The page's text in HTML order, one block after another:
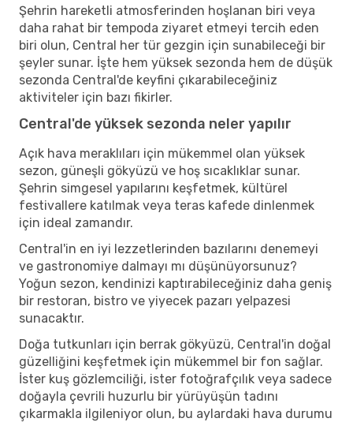
Şehrin hareketli atmosferinden hoşlanan biri veya
daha rahat bir tempoda ziyaret etmeyi tercih eden
biri olun, Central her tür gezgin için sunabileceği bir
şeyler sunar. İşte hem yüksek sezonda hem de düşük
sezonda Central'de keyfini çıkarabileceğiniz
aktiviteler için bazı fikirler.
Central'de yüksek sezonda neler yapılır
Açık hava meraklıları için mükemmel olan yüksek
sezon, güneşli gökyüzü ve hoş sıcaklıklar sunar.
Şehrin simgesel yapılarını keşfetmek, kültürel
festivallere katılmak veya teras kafede dinlenmek
için ideal zamandır.
Central'in en iyi lezzetlerinden bazılarını denemeyi
ve gastronomiye dalmayı mı düşünüyorsunuz?
Yoğun sezon, kendinizi kaptırabileceğiniz daha geniş
bir restoran, bistro ve yiyecek pazarı yelpazesi
sunacaktır.
Doğa tutkunları için berrak gökyüzü, Central'in doğal
güzelliğini keşfetmek için mükemmel bir fon sağlar.
İster kuş gözlemciliği, ister fotoğrafçılık veya sadece
doğayla çevrili huzurlu bir yürüyüşün tadını
çıkarmakla ilgileniyor olun, bu aylardaki hava durumu